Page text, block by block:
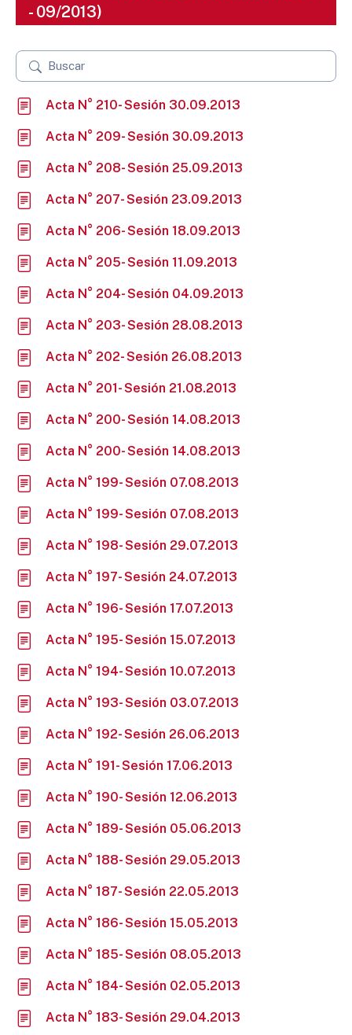
- 09/2013)
Acta N° 210- Sesión 30.09.2013
Acta N° 209- Sesión 30.09.2013
Acta N° 208- Sesión 25.09.2013
Acta N° 207- Sesión 23.09.2013
Acta N° 206- Sesión 18.09.2013
Acta N° 205- Sesión 11.09.2013
Acta N° 204- Sesión 04.09.2013
Acta N° 203- Sesión 28.08.2013
Acta N° 202- Sesión 26.08.2013
Acta N° 201- Sesión 21.08.2013
Acta N° 200- Sesión 14.08.2013
Acta N° 200- Sesión 14.08.2013
Acta N° 199- Sesión 07.08.2013
Acta N° 199- Sesión 07.08.2013
Acta N° 198- Sesión 29.07.2013
Acta N° 197- Sesión 24.07.2013
Acta N° 196- Sesión 17.07.2013
Acta N° 195- Sesión 15.07.2013
Acta N° 194- Sesión 10.07.2013
Acta N° 193- Sesión 03.07.2013
Acta N° 192- Sesión 26.06.2013
Acta N° 191- Sesión 17.06.2013
Acta N° 190- Sesión 12.06.2013
Acta N° 189- Sesión 05.06.2013
Acta N° 188- Sesión 29.05.2013
Acta N° 187- Sesión 22.05.2013
Acta N° 186- Sesión 15.05.2013
Acta N° 185- Sesión 08.05.2013
Acta N° 184- Sesión 02.05.2013
Acta N° 183- Sesión 29.04.2013